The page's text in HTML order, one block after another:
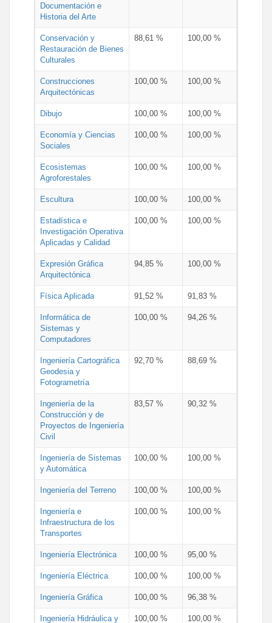
Documentación e
Historia del Arte
Conservación y
Restauración de Bienes
Culturales
88,61 % 100,00 %
Construcciones
Arquitectónicas
100,00 % 100,00 %
Dibujo 100,00 % 100,00 %
Economía y Ciencias
Sociales
100,00 % 100,00 %
Ecosistemas
Agroforestales
100,00 % 100,00 %
Escultura 100,00 % 100,00 %
Estadística e
Investigación Operativa
Aplicadas y Calidad
100,00 % 100,00 %
Expresión Gráfica
Arquitectónica
94,85 % 100,00 %
Física Aplicada 91,52 % 91,83 %
Informática de
Sistemas y
Computadores
100,00 % 94,26 %
Ingeniería Cartográfica
Geodesia y
Fotogrametría
92,70 % 88,69 %
Ingeniería de la
Construcción y de
Proyectos de Ingeniería
Civil
83,57 % 90,32 %
Ingeniería de Sistemas
y Automática
100,00 % 100,00 %
Ingeniería del Terreno 100,00 % 100,00 %
Ingeniería e
Infraestructura de los
Transportes
100,00 % 100,00 %
Ingeniería Electrónica 100,00 % 95,00 %
Ingeniería Eléctrica 100,00 % 100,00 %
Ingeniería Gráfica 100,00 % 96,38 %
Ingeniería Hidráulica y
100,00 % 100,00 %